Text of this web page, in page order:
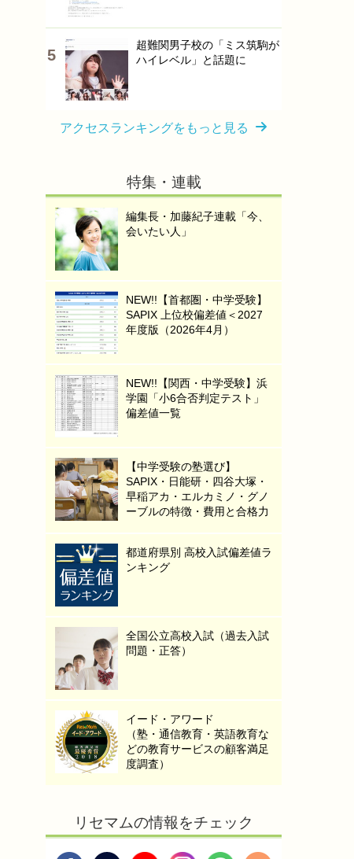
超難関男子校の「ミス筑駒が
ハイレベル」と話題に
アクセスランキングをもっと見る
特集・連載
編集長・加藤紀子連載「今、
会いたい人」
NEW!!【首都圏・中学受験】
SAPIX 上位校偏差値＜2027
年度版（2026年4月）
NEW!!【関西・中学受験】浜
学園「小6合否判定テスト」
偏差値一覧
【中学受験の塾選び】
SAPIX・日能研・四谷大塚・
早稲アカ・エルカミノ・グノ
ーブルの特徴・費用と合格力
都道府県別 高校入試偏差値ラ
ンキング
全国公立高校入試（過去入試
問題・正答）
イード・アワード
（塾・通信教育・英語教育な
どの教育サービスの顧客満足
度調査）
リセマムの情報をチェック